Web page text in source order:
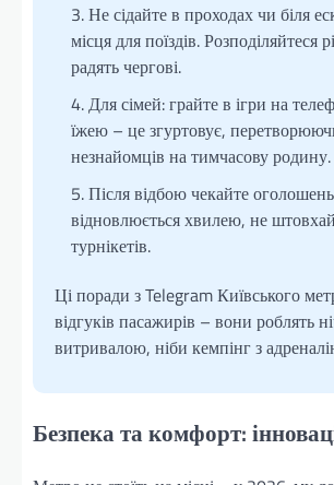
Не сідайте в проходах чи біля
місця для поїздів. Розподіляйтеся
радять чергові.
Для сімей: грайте в ігри на
їжею – це згуртовує,
незнайомців на тимчасову родину.
Після відбою чекайте
відновлюється хвилею, не
турнікетів.
Ці поради з Telegram Київського
відгуків пасажирів – вони роблять
витривалою, ніби кемпінг з
Безпека та комфорт: